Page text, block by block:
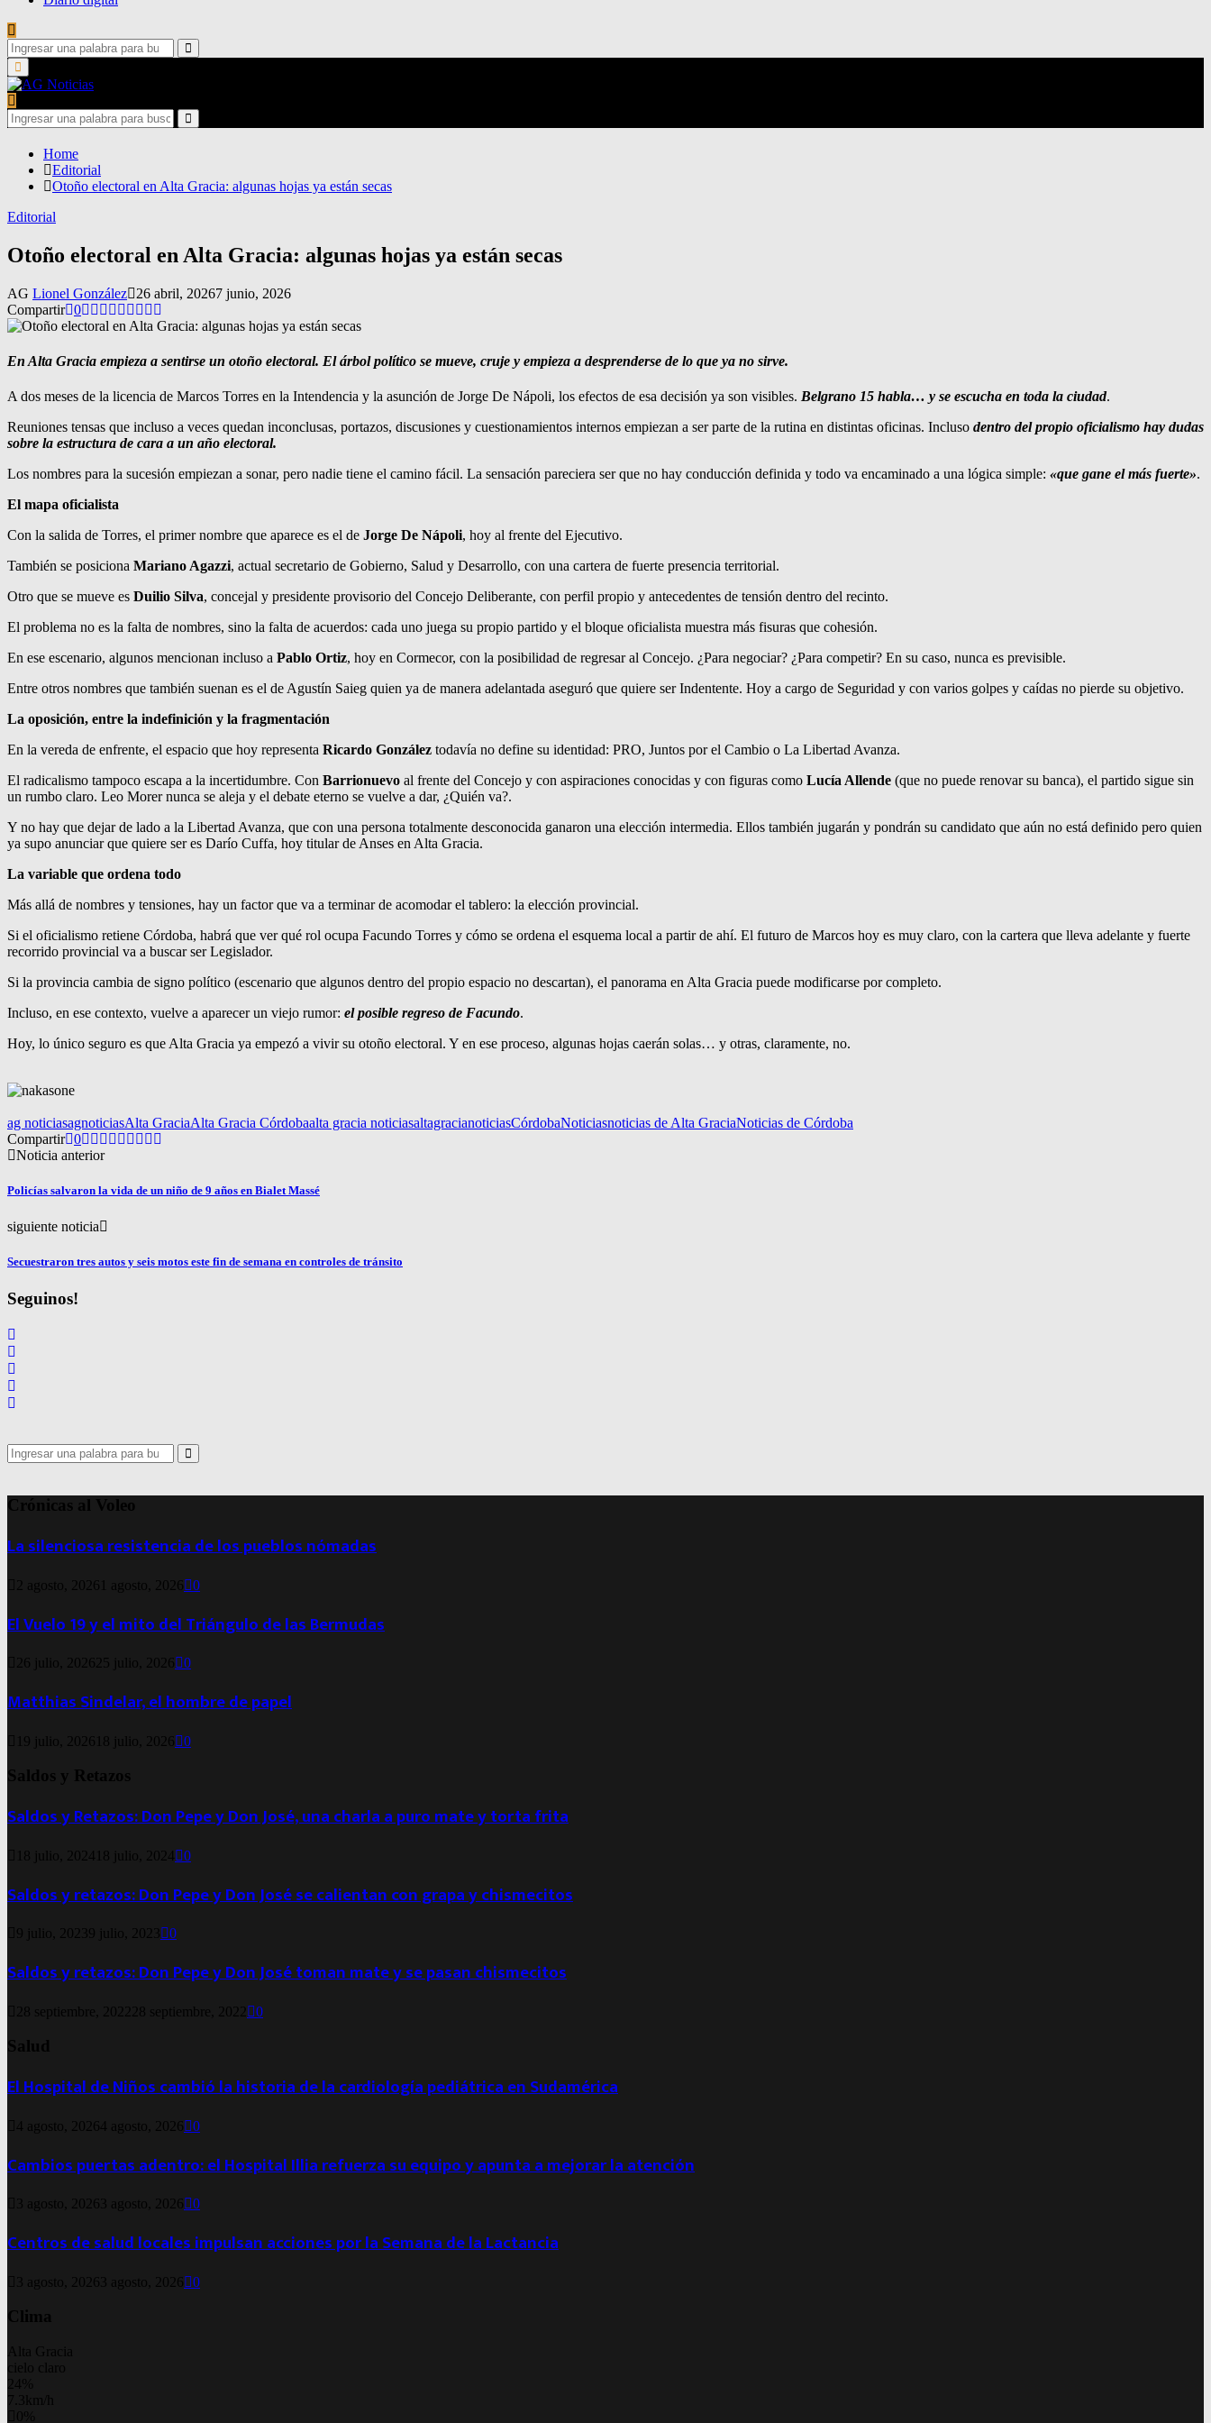
Search
for:
Search
Primary
Menu
Search
for:
Search
Home
Editorial
Otoño electoral en Alta Gracia: algunas hojas ya están secas
Editorial
Otoño electoral en Alta Gracia: algunas hojas ya están secas
AG Lionel González 26 abril, 20267 junio, 2026
Compartir 0
En Alta Gracia empieza a sentirse un otoño electoral. El árbol político se mueve, cruje y empieza a desprenderse de lo que ya no sirve.
A dos meses de la licencia de Marcos Torres en la Intendencia y la asunción de Jorge De Nápoli, los efectos de esa decisión ya son visibles. Belgrano 15 habla… y se escucha en toda la ciudad.
Reuniones tensas que incluso a veces quedan inconclusas, portazos, discusiones y cuestionamientos internos empiezan a ser parte de la rutina en distintas oficinas. Incluso dentro del propio oficialismo hay dudas
sobre la estructura de cara a un año electoral.
Los nombres para la sucesión empiezan a sonar, pero nadie tiene el camino fácil. La sensación pareciera ser que no hay conducción definida y todo va encaminado a una lógica simple: «que gane el más fuerte».
El mapa oficialista
Con la salida de Torres, el primer nombre que aparece es el de Jorge De Nápoli, hoy al frente del Ejecutivo.
También se posiciona Mariano Agazzi, actual secretario de Gobierno, Salud y Desarrollo, con una cartera de fuerte presencia territorial.
Otro que se mueve es Duilio Silva, concejal y presidente provisorio del Concejo Deliberante, con perfil propio y antecedentes de tensión dentro del recinto.
El problema no es la falta de nombres, sino la falta de acuerdos: cada uno juega su propio partido y el bloque oficialista muestra más fisuras que cohesión.
En ese escenario, algunos mencionan incluso a Pablo Ortiz, hoy en Cormecor, con la posibilidad de regresar al Concejo. ¿Para negociar? ¿Para competir? En su caso, nunca es previsible.
Entre otros nombres que también suenan es el de Agustín Saieg quien ya de manera adelantada aseguró que quiere ser Indentente. Hoy a cargo de Seguridad y con varios golpes y caídas no pierde su objetivo.
La oposición, entre la indefinición y la fragmentación
En la vereda de enfrente, el espacio que hoy representa Ricardo González todavía no define su identidad: PRO, Juntos por el Cambio o La Libertad Avanza.
El radicalismo tampoco escapa a la incertidumbre. Con Barrionuevo al frente del Concejo y con aspiraciones conocidas y con figuras como Lucía Allende (que no puede renovar su banca), el partido sigue sin
un rumbo claro. Leo Morer nunca se aleja y el debate eterno se vuelve a dar, ¿Quién va?.
Y no hay que dejar de lado a la Libertad Avanza, que con una persona totalmente desconocida ganaron una elección intermedia. Ellos también jugarán y pondrán su candidato que aún no está definido pero quien
ya supo anunciar que quiere ser es Darío Cuffa, hoy titular de Anses en Alta Gracia.
La variable que ordena todo
Más allá de nombres y tensiones, hay un factor que va a terminar de acomodar el tablero: la elección provincial.
Si el oficialismo retiene Córdoba, habrá que ver qué rol ocupa Facundo Torres y cómo se ordena el esquema local a partir de ahí. El futuro de Marcos hoy es muy claro, con la cartera que lleva adelante y fuerte
recorrido provincial va a buscar ser Legislador.
Si la provincia cambia de signo político (escenario que algunos dentro del propio espacio no descartan), el panorama en Alta Gracia puede modificarse por completo.
Incluso, en ese contexto, vuelve a aparecer un viejo rumor: el posible regreso de Facundo.
Hoy, lo único seguro es que Alta Gracia ya empezó a vivir su otoño electoral. Y en ese proceso, algunas hojas caerán solas… y otras, claramente, no.
ag noticiasagnoticiasAlta GraciaAlta Gracia Córdobaalta gracia noticiasaltagracianoticiasCórdobaNoticiasnoticias de Alta GraciaNoticias de Córdoba
Compartir 0
Noticia anterior
Policías salvaron la vida de un niño de 9 años en Bialet Massé
siguiente noticia
Secuestraron tres autos y seis motos este fin de semana en controles de tránsito
Seguinos!
Search
for:
Search
Crónicas al Voleo
La silenciosa resistencia de los pueblos nómadas
2 agosto, 2026 1 agosto, 2026 0
El Vuelo 19 y el mito del Triángulo de las Bermudas
26 julio, 2026 25 julio, 2026 0
Matthias Sindelar, el hombre de papel
19 julio, 2026 18 julio, 2026 0
Saldos y Retazos
Saldos y Retazos: Don Pepe y Don José, una charla a puro mate y torta frita
18 julio, 2024 18 julio, 2024 0
Saldos y retazos: Don Pepe y Don José se calientan con grapa y chismecitos
9 julio, 20239 julio, 2023 0
Saldos y retazos: Don Pepe y Don José toman mate y se pasan chismecitos
28 septiembre, 2022 28 septiembre, 2022 0
Salud
El Hospital de Niños cambió la historia de la cardiología pediátrica en Sudamérica
4 agosto, 20264 agosto, 2026 0
Cambios puertas adentro: el Hospital Illia refuerza su equipo y apunta a mejorar la atención
3 agosto, 2026 3 agosto, 2026 0
Centros de salud locales impulsan acciones por la Semana de la Lactancia
3 agosto, 2026 3 agosto, 2026 0
Clima
Alta Gracia
cielo claro
24%
7.3km/h
0%